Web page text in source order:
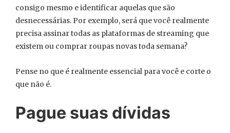
consigo mesmo e identificar aquelas que são
desnecessárias. Por exemplo, será que você realmente
precisa assinar todas as plataformas de streaming que
existem ou comprar roupas novas toda semana?
Pense no que é realmente essencial para você e corte o
que não é.
Pague suas dívidas